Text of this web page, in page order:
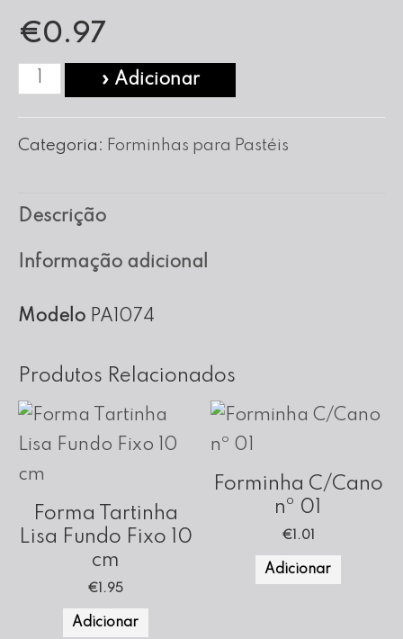
€0.97
Quantidade
Forma
em
Inox
107
» Adicionar
Categoria: Forminhas para Pastéis
Descrição
Informação adicional
Modelo PA1074
Produtos Relacionados
Forma Tartinha
Lisa Fundo Fixo 10
cm
€ 1.95
Adicionar
Forminha C/Cano
nº 01
€1.01
Adicionar